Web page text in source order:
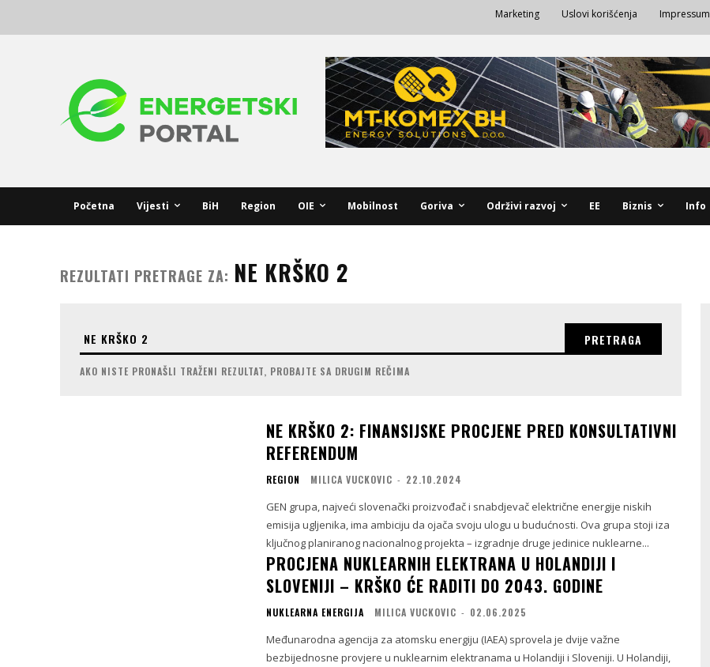
Marketing Uslovi korišćenja Impressum
Početna Vijesti BiH Region OIE Mobilnost Goriva Održivi razvoj EE Biznis Info
REZULTATI PRETRAGE ZA: NE KRŠKO 2
PRETRAGA
AKO NISTE PRONAŠLI TRAŽENI REZULTAT, PROBAJTE SA DRUGIM REČIMA
NE KRŠKO 2: FINANSIJSKE PROCJENE PRED KONSULTATIVNI
REFERENDUM
REGION MILICA VUCKOVIC - 22.10.2024
GEN grupa, najveći slovenački proizvođač i snabdjevač električne energije niskih
emisija ugljenika, ima ambiciju da ojača svoju ulogu u budućnosti. Ova grupa stoji iza
ključnog planiranog nacionalnog projekta – izgradnje druge jedinice nuklearne...
PROCJENA NUKLEARNIH ELEKTRANA U HOLANDIJI I
SLOVENIJI – KRŠKO ĆE RADITI DO 2043. GODINE
NUKLEARNA ENERGIJA MILICA VUCKOVIC - 02.06.2025
Međunarodna agencija za atomsku energiju (IAEA) sprovela je dvije važne
bezbijednosne provjere u nuklearnim elektranama u Holandiji i Sloveniji. U Holandiji,